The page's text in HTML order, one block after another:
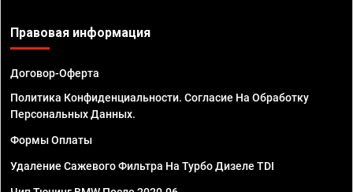
Правовая информация
Договор-Оферта
Политика Конфиденциальности. Согласие На Обработку
Персональных Данных.
Формы Оплаты
Удаление Сажевого Фильтра На Турбо Дизеле TDI